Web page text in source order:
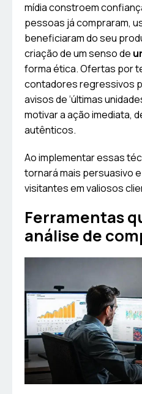
mídia constroem
pessoas já compraram,
beneficiaram do seu
criação de um senso de
forma ética. Ofertas por
contadores regressivos
avisos de ‘últimas
motivar a ação imediata,
autênticos.
Ao implementar essas
tornará mais persuasivo
visitantes em valiosos
Ferramentas
análise de